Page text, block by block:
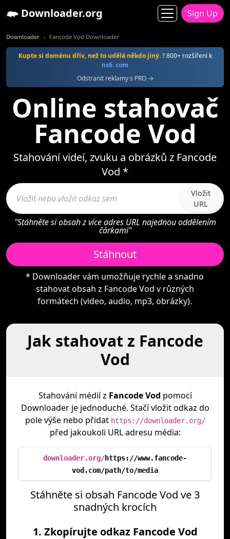
Downloader.org Sign Up
Downloader Fancode Vod Downloader
Kupte si doménu dřív, než to udělá někdo jiný.? 800+ rozšíření k
ns6. com
Odstranit reklamy s PRO →
Online stahovač
Fancode Vod
Stahování videí, zvuku a obrázků z Fancode
Vod *
Vložit
URL
"Stáhněte si obsah z více adres URL najednou oddělením
čárkami"
Stáhnout
* Downloader vám umožňuje rychle a snadno
stahovat obsah z Fancode Vod v různých
formátech (video, audio, mp3, obrázky).
Jak stahovat z Fancode
Vod
Stahování médií z Fancode Vod pomocí
Downloader je jednoduché. Stačí vložit odkaz do
pole výše nebo přidat https://downloader.org/
před jakoukoli URL adresu média:
downloader.org/https://www.fancode-
vod.com/path/to/media
Stáhněte si obsah Fancode Vod ve 3
snadných krocích
1. Zkopírujte odkaz Fancode Vod